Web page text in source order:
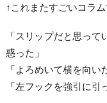
↑これまたすごいコラム
「スリップだと思っ
惑った」
「よろめいて横を向い
「左フックを強引に引